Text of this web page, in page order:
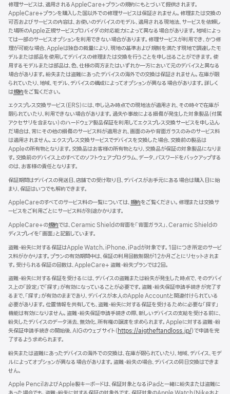
ン
ド
ウ
で
開
き
ま
す）
修理サービスは、適用されるAppleCare+プランの規約にもとづいて提供されます。
AppleCare+プランを購入した国以外での修理サービスは保証されません。修理または交換の
可否およびサービスの内容は、お使いのデバイスのモデル、適用される現地法、サービスを依頼し
た場所のApple正規サービスプロバイダの対応能力によって異なる場合があります。地域によっ
ては一部のサービスオプションを利用できない場合があります。修理サービスが利用でき、かつ修
理が可能な場合、Appleは独自の裁量により、現地の基準および規制を満たす現地で調達したモ
デルまたは部品を使用してデバイスの修理または交換を行うことを申し出ることができます。使
用するモデルまたは部品は、色、仕様の両方またはいずれか一方において元のデバイスと異なる
場合があります。紛失または盗難にあったデバイスの海外での交換は保証されません。在庫が限
られていたり、地域、モデル、デバイスの構成によってオプションが異なる場合があります。詳しく
は規約（新
ウ
イ
ン
ド
ウ
で
開
き
ま
す）
をご覧ください。
エクスプレス交換サービス（ERS）には、申し込み時点での現地法が適用され、その時々で在庫が
限られていたり、利用できない場合があります。過失や事故による損傷が発生した対象製品（付属
アクセサリを含まない）のハードウェア製品保証を利用してエクスプレス交換サービスを申し込ん
だ場合は、常にその他の損傷のサービス料が適用され、画面のみや背面ガラスのみのサービス料
は適用されません。エクスプレス交換サービスでデバイスを交換した場合、交換前の製品は
Appleの所有物となります。交換品はお客様の所有物となり、交換品が保証の対象製品になりま
す。交換前のデバイス上のすべてのソフトウェアプログラム、データ、パスワードをバックアップする
のは、お客様の責任となります。
保証期間はデバイスの発送日、店舗での受け取り日、デバイスがお手元にある場合は購入日に始
まり、保証はいつでも解約できます。
AppleCareのすべてのサービス料の一覧については、規約（新
イ
ド
ウ
で
き
ま
す）
をご覧ください。修理または交換サ
ービスをご利用ごとにサービス料が別途かかります。
AppleCare+の規約（新
規
イ
ン
ド
ウ
で
開
き
ま
す）
では、Ceramic Shieldの背面を「背面ガラス」、Ceramic Shieldの
ディスプレイを「画面」と記載しています。
盗難・紛失に対する保証はApple Watch、iPhone、iPadが対象です。1回につき所定のサービ
ス料がかかります。プランの有効期間中は、保証の利用回数制限が12か月ごとにリセットされま
す。受けられる保証の回数は、AppleCare+ 盗難・紛失プランでは2回。
盗難・紛失に対する保証を受けるには、デバイスの盗難または紛失が発生した時点で、そのデバイ
ス上の「設定」で「探す」が有効になっていることが必要です。盗難・紛失保証申請手続きが完了す
るまで、「探す」が有効のままであり、デバイスが本人のApple Accountと関連付けられている
必要があります。位置情報を共有しても、盗難・紛失に対する保証を受けるために必要な「探す」
機能は有効になりません。盗難・紛失保証申請手続きの際、新しいデバイスの支給を受ける前に、
紛失したデバイスのデータ消去、無効化、所有権の譲渡を求められます。Appleに対する盗難・紛
失保証申請手続きの開始後、AIGのウェブサイト（ https://aigtheftandloss.jp/）で申請を完
了するよう求められます。
紛失または盗難にあったデバイスの海外での交換は、在庫が限られていたり、地域、デバイス、モデ
ルによってオプションが異なる場合があります。盗難・紛失の場合、デバイスの同日交換はできま
せん。
Apple PencilおよびApple製キーボードは、保証対象となるiPadと一緒に紛失または盗難に